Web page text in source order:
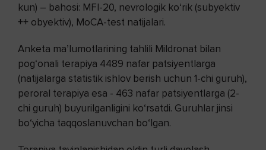
kun) – bahosi: MFI-20, nevrologik ko‘rik (subyektiv
++ obyektiv), MoCA-test natijalari.
Anketa ma’lumotlarining tahlili Mildronat bilan
pog‘onali terapiya 4489 nafar patsiyentlarga
(natijalarga statistik ishlov berish uchun 1-chi guruh),
peroral terapiya esa - 463 nafar patsiyentlarga (2-
chi guruh) buyurilganligini ko‘rsatdi. Guruhlar jinsi
bo‘yicha taqqoslanuvchan bo‘lgan.